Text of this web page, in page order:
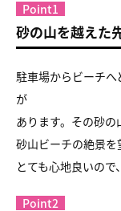
Point1
砂の山を越えた
駐車場からビーチ
が
あります。その砂
砂山ビーチの絶景
とても心地良いので
Point2